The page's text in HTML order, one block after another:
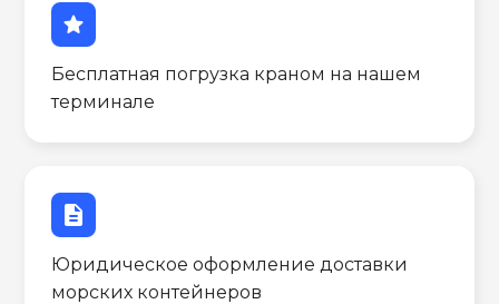
star
Бесплатная погрузка краном на нашем
терминале
description
Юридическое оформление доставки
морских контейнеров